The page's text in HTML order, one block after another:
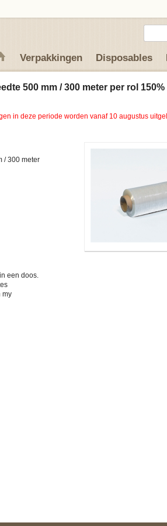
Verpakkingen Disposables
500 mm / 300 meter per rol
in deze periode worden vanaf 10 augustus
/ 300 meter
een doos.
my